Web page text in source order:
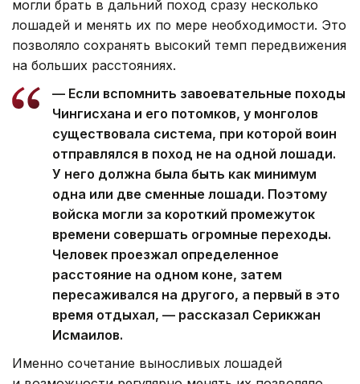
могли брать в дальний поход сразу несколько
лошадей и менять их по мере необходимости. Это
позволяло сохранять высокий темп передвижения
на больших расстояниях.
— Если вспомнить завоевательные походы
Чингисхана и его потомков, у монголов
существовала система, при которой воин
отправлялся в поход не на одной лошади.
У него должна была быть как минимум
одна или две сменные лошади. Поэтому
войска могли за короткий промежуток
времени совершать огромные переходы.
Человек проезжал определенное
расстояние на одном коне, затем
пересаживался на другого, а первый в это
время отдыхал, — рассказал Серикжан
Исмаилов.
Именно сочетание выносливых лошадей